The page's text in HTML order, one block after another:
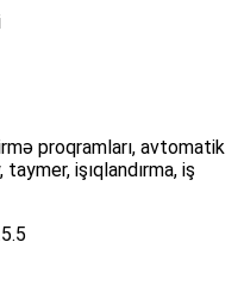
proqramları, avtomatik
işıqlandırma, iş